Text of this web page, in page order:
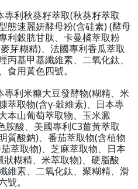
利秋葵籽萃取(秋葵籽萃取
態速麗妍酵母粉(含硅素) (酵母
利穀胱甘肽、卡曼橘萃取粉
芽糊精)、法國專利香瓜萃取
基甲基纖維素、二氧化鈦、
用黃色四號。
利米糠大豆發酵物(糊精、米
萃取物(含γ-穀維素)、日本專
本山葡萄萃取物、玉米澱
胺酸、美國專利C3薑黃萃取
質酸鈉)、番茄萃取物(含植物
萃取物)、芝麻萃取物、日本
糊精、米萃取物)、硬脂酸
維素、二氧化鈦、聚糊精、滑
。